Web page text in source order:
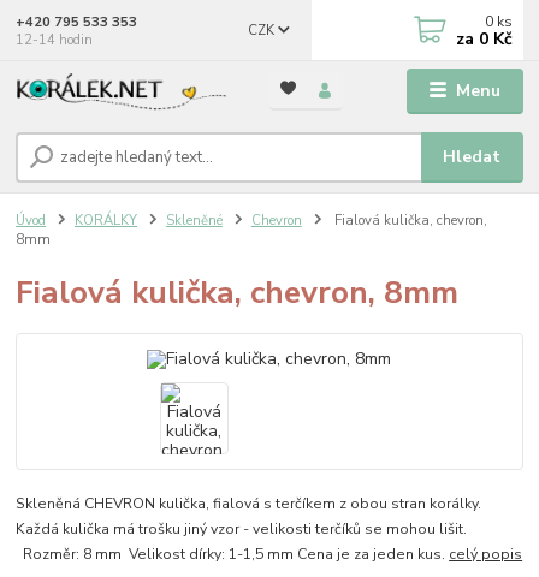
Menu
CZK
Hledat
+420 795 533 353
12-14 hodin
0 ks
za 0 Kč
Úvod KORÁLKY Skleněné Chevron
Fialová kulička, chevron,
8mm
Fialová kulička, chevron, 8mm
Skleněná CHEVRON kulička, fialová s terčíkem z obou stran korálky.
Každá kulička má trošku jiný vzor - velikosti terčíků se mohou lišit.
Rozměr: 8 mm Velikost dírky: 1-1,5 mm Cena je za jeden kus. celý popis